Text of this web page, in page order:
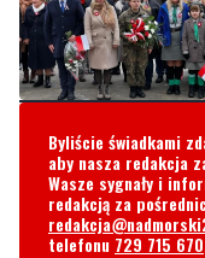
Byliście świadkami
aby nasza redakcja
Wasze sygnały i
redakcją za
telefonu 729 715 670